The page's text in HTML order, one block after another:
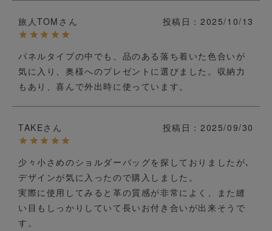
旅人TOM 投稿日 2025/10/13
パネルタイプの中でも、品のある落ち着いた色合いが
気に入り、奥様へのプレゼントに選びました。収納力
もあり、喜んで外出時に使っています。
TAKE 投稿日 2025/09/30
少々小さめのショルダーバッグを探しておりましたが､
デザインが気に入ったので購入しました。
実際に使用してみると革の質感が非常によく、また縫
い目もしっかりしていて長いお付き合いが出来そうで
す。